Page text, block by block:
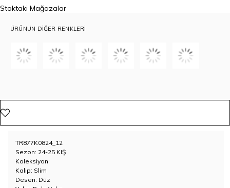
Stoktaki Mağazalar
ÜRÜNÜN DIĞER RENKLERI
TR877K0824_12
Sezon: 24-25 KIŞ
Koleksiyon:
Kalıp: Slim
Desen: Düz